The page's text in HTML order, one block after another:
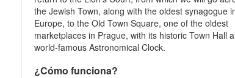
the Jewish Town, along with the oldest synagogue
Europe, to the Old Town Square, one of the oldest
marketplaces in Prague, with its historic Town Hall
world-famous Astronomical Clock.
¿Cómo funciona?